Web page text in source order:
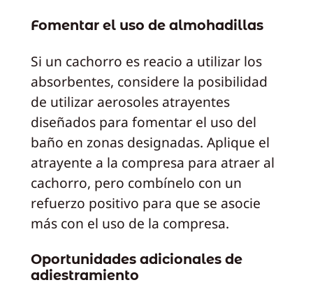
Fomentar el uso de almohadillas
Si un cachorro es reacio a utilizar los
absorbentes, considere la posibilidad
de utilizar aerosoles atrayentes
diseñados para fomentar el uso del
baño en zonas designadas. Aplique el
atrayente a la compresa para atraer al
cachorro, pero combínelo con un
refuerzo positivo para que se asocie
más con el uso de la compresa.
Oportunidades adicionales de
adiestramiento